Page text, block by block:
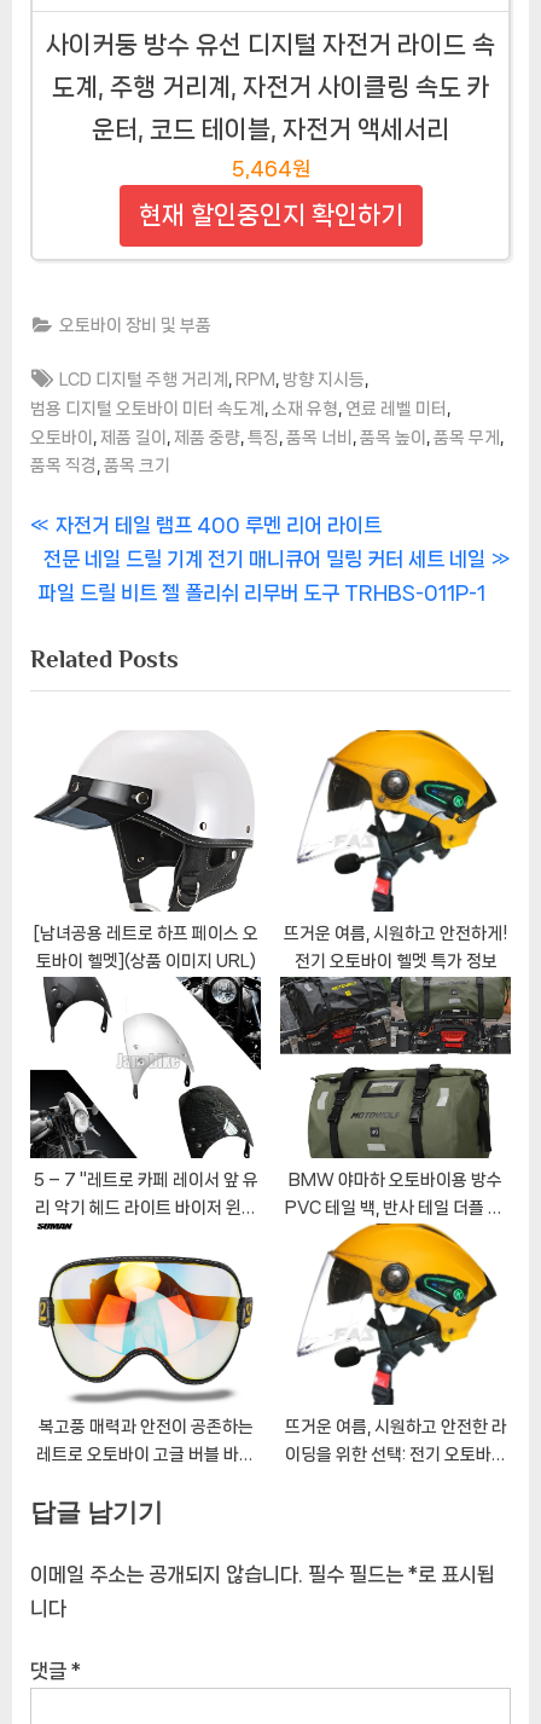
사이커둥 방수 유선 디지털 자전거 라이드 속
도계, 주행 거리계, 자전거 사이클링 속도 카
운터, 코드 테이블, 자전거 액세서리
5,464원
현재 할인중인지 확인하기
오토바이 장비 및 부품
Tags:
LCD 디지털 주행 거리계 ,RPM 방향 지시등
범용 디지털 오토바이 미터 속도계 소재 유형 연료 레벨 미터
오토바이 제품 길이 제품 중량 특징 품목 너비 품목 높이 품목 무게
품목 직경 품목 크기
글
탐
P
r
e
i
o
P
o
:
자전거 테일 램프 400 루멘 리어 라이트
N
e
t
P
전문 네일 드릴 기계 전기 매니큐어 밀링 커터 세트 네일
파일 드릴 비트 젤 폴리쉬 리무버 도구 TRHBS-011P-1
Related Posts
[남녀공용 레트로 하프 페이스 오
토바이 헬멧](상품 이미지 URL)
뜨거운 여름, 시원하고 안전하게!
전기 오토바이 헬멧 특가 정보
5 – 7 "레트로 카페 레이서 앞 유
리 악기 헤드 라이트 바이저 윈드
BMW 야마하 오토바이용 방수
PVC 테일 백, 반사 테일 더플 백,
안장 드라이 러기지 야외 가방
복고풍 매력과 안전이 공존하는
레트로 오토바이 고글 버블 바이
뜨거운 여름, 시원하고 안전한 라
이딩을 위한 선택: 전기 오토바이
답글 남기기
이메일 주소는 공개되지 않습니다. 필수 필드는 *로 표시됩
니다
댓글 *